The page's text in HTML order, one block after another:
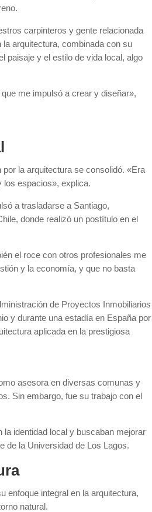
carpinteros y gente relacionada
arquitectura, combinada con su
paisaje y el estilo de vida local, algo
me impulsó a crear y diseñar»,
la arquitectura se consolidó. «Era
los espacios», explica.
a trasladarse a Santiago,
donde realizó un postítulo en el
el roce con otros profesionales me
y la economía, y que no basta
de Proyectos Inmobiliarios
y durante una estadía en España por
aplicada en la prestigiosa
asesora en diversas comunas y
Sin embargo, fue su trabajo con el
identidad local y buscaban mejorar
de la Universidad de Los Lagos.
enfoque integral en la arquitectura,
natural.